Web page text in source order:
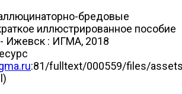
бредовые
иллюстрированное пособие
Ижевск : ИГМА, 2018
:81/fulltext/000559/files/